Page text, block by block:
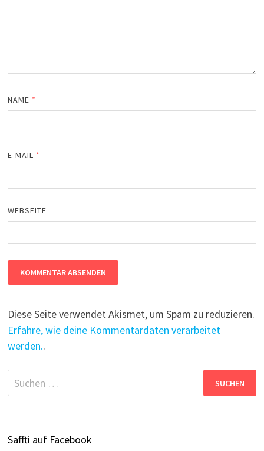
NAME *
E-MAIL *
WEBSEITE
Diese Seite verwendet Akismet, um Spam zu reduzieren.
Erfahre, wie deine Kommentardaten verarbeitet
werden..
Suchen
nach:
Saffti auf Facebook